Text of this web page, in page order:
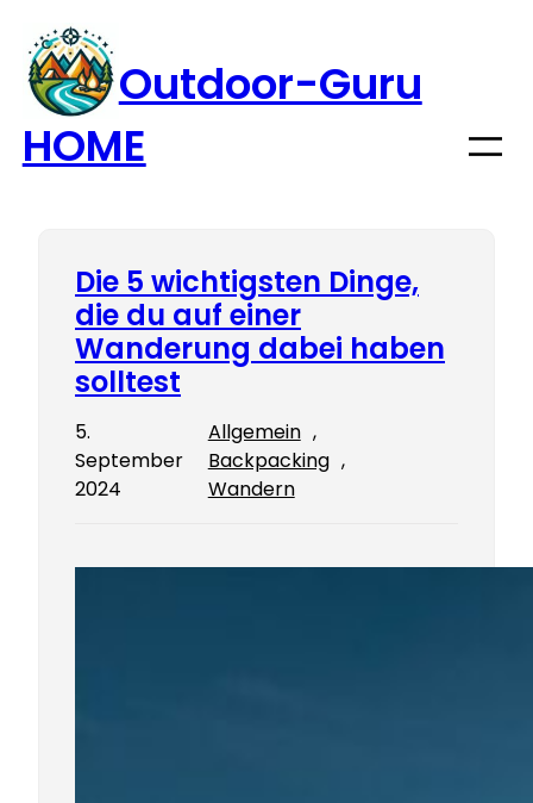
Inhalt
springen
Outdoor-Guru
HOME
Die 5 wichtigsten Dinge,
die du auf einer
Wanderung dabei haben
solltest
5.
September
2024
Allgemein ,
Backpacking ,
Wandern